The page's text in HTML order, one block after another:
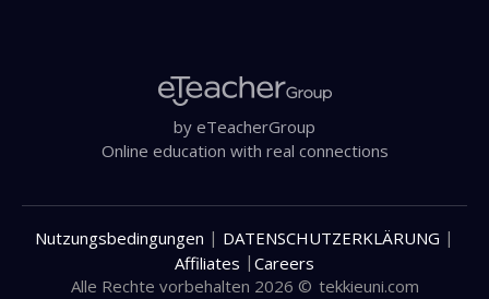
by eTeacherGroup
Online education with real connections
Alle Rechte vorbehalten 2026 © tekkieuni.com
Nutzungsbedingungen | DATENSCHUTZERKLÄRUNG |
Affiliates | Careers